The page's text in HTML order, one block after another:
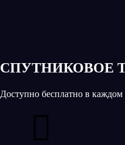
СПУТНИКОВОЕ
Доступно бесплатно в каждом